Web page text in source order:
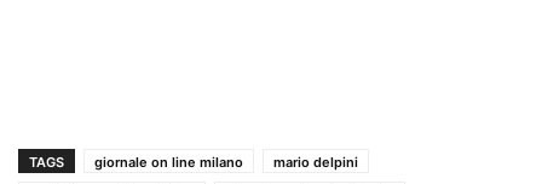
TAGS giornale on line milano
mario delpini